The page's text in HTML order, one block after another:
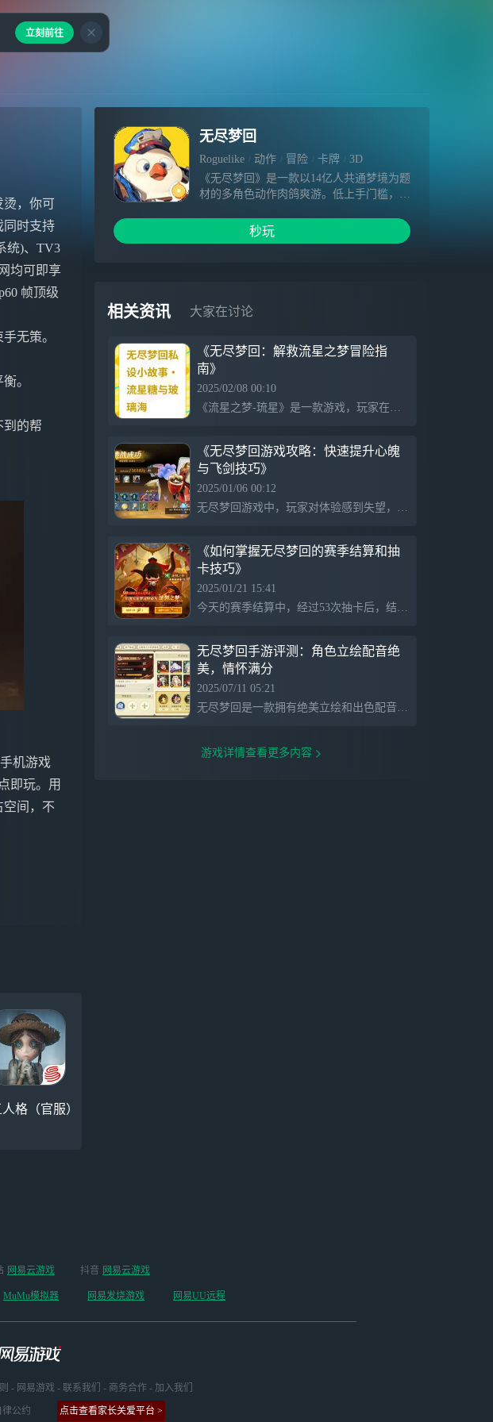
烫，你可
同时支持
统)、TV3
均可即享
帧顶级
无策。
。
到的帮
机游戏
即玩。用
空间，不
无尽梦回
Roguelike 动作 冒险 卡牌
3D
《无尽梦回》是一款以14亿人共通梦境为题
材的多角色动作肉鸽爽游。低上手门槛，华
者」，进入无秩序的梦乡大陆与梦灵签订契
约，开启奇异冒险！游戏致力于打造纯正动
实时PVP、限时生存、无限爬塔等多种肉鸽
玩法挑战，拒绝重复体验！击碎！入梦是个
尽可能多地挑战梦境房间！单局15+关卡房
间，通过不断叠加局内掉落回响，强化角色
技能流派。满屏狂飙钻石子弹，全场发射炫
光射线，或召唤替身全军出击，击碎梦境的
方式有千百种，从战斗菜鸡到一键满屏暴
海量搭配自由组合，技能无限重构6大流
派，40+梦灵角色，400多种回响，均可在
射线、环绕等，以角色为核心的多流派独特
战斗机制，搭配上百种回响选择，每个角色
卡也能无缝装配SSR技能回响！每次进入关
卡都是全新的自由构筑体验！随机！肉鸽关
卡拒绝重复，随机事件层出不穷策划没日没
夜肝出海量关卡地图，纸醉金迷的暴富梦
境、变幻莫测的深海梦境、打工人共鸣拉满
或召唤战船扫除障碍，又或是突变像素开启
街机小游戏！每一次路线选择，还将解锁不
同的奇遇事件。重复？不存在的。入梦！14
亿梦境化形，多角色梦灵奇遇梦境，是真实
不断吸收心念后化成人形，成为梦灵，在人
秒玩
相关资讯 大家在讨论
《无尽梦回：解救流星之梦冒险指
南》
2025/02/08 00:10
《流星之梦-琉星》是一款游戏，玩家在其中扮演眠羊，通过梦境中的奇幻冒险解救流星之梦中的被困角色。在一系列任务中，如为梦偶修补和解救小女孩，玩家需应对神秘的挑战和异常现象，体验交织的梦境与现实，探索记忆碎片所构成的奇妙海洋。
《无尽梦回游戏攻略：快速提升心魄
与飞剑技巧》
2025/01/06 00:12
无尽梦回游戏中，玩家对体验感到失望，尤其是心魄和飞剑的获取难度很高。尽管心魄等级已经达到16级，仍有大量灵石等待升级，但仅解锁了一种5边形金心魄，其他未解锁的则难以获得。玩家感受到游戏设计对他们的恶心和无奈，尤其是在刷图时无法选择停下，整体体验不佳。
《如何掌握无尽梦回的赛季结算和抽
卡技巧》
2025/01/21 15:41
今天的赛季结算中，经过53次抽卡后，结合可换的20次抽卡资源，接近保底水平。然而，目前还不确定这些抽卡资源是否能够循环使用。抽双UP前的140抽也基本达到了保底标志，记录了其他资源和幽默心魄的情况。
无尽梦回手游评测：角色立绘配音绝
美，情怀满分
2025/07/11 05:21
无尽梦回是一款拥有绝美立绘和出色配音的游戏，融合小说联动元素如李火旺、死亡之梦等，带来浓厚的代入感，玩家反响热烈，但近期出现跑路传闻，令人担忧。
游戏详情查看更多内容
格（官服）
阴阳师
立刻前往
网易云游戏 抖音 网易云游戏
MuMu模拟器 网易发烧游戏 网易UU远程
- 网易游戏 - 联系我们 - 商务合作 - 加入我们
公约 点击查看家长关爱平台 >